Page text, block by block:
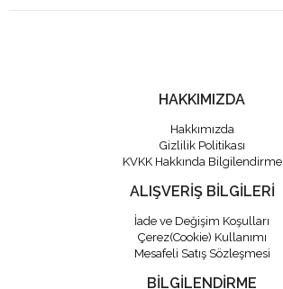
HAKKIMIZDA
Hakkımızda
Gizlilik Politikası
KVKK Hakkında Bilgilendirme
ALIŞVERİŞ BİLGİLERİ
İade ve Değişim Koşulları
Çerez(Cookie) Kullanımı
Mesafeli Satış Sözleşmesi
BİLGİLENDİRME